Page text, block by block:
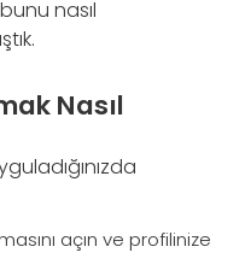
nasıl
Nasıl
açın ve profilinize